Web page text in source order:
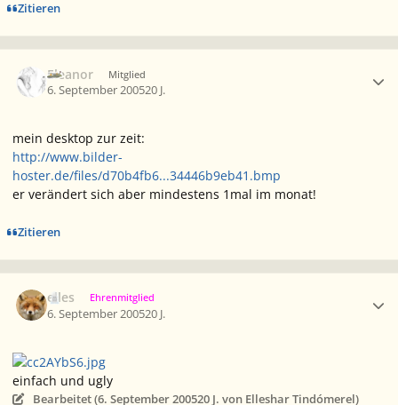
Zitieren
Eleanor Mitglied
6. September 200520 J.
mein desktop zur zeit:
http://www.bilder-
hoster.de/files/d70b4fb6...34446b9eb41.bmp
er verändert sich aber mindestens 1mal im monat!
Zitieren
elles Ehrenmitglied
6. September 200520 J.
einfach und ugly
Bearbeitet (6. September 200520 J. von Elleshar Tindómerel)